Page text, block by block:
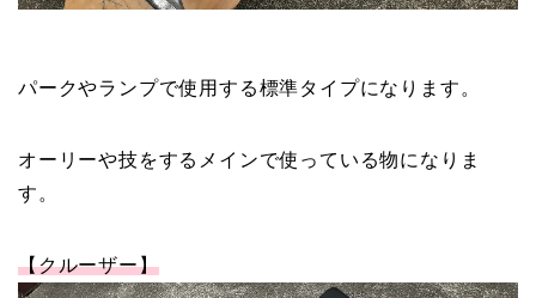
パークやランプで使用する標準タイプになります。
オーリーや技をするメインで使っている物になりま
す。
【クルーザー】